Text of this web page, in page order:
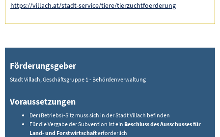
https://villach.at/stadt-service/tiere/tierzuchtfoerderung
Förderungsgeber
Stadt Villach, Geschäftsgruppe 1 - Behördenverwaltung
Voraussetzungen
Der (Betriebs)-Sitz muss sich in der Stadt Villach befinden
Für die Vergabe der Subvention ist ein Beschluss des Ausschusses für
Land- und Forstwirtschafterforderlich